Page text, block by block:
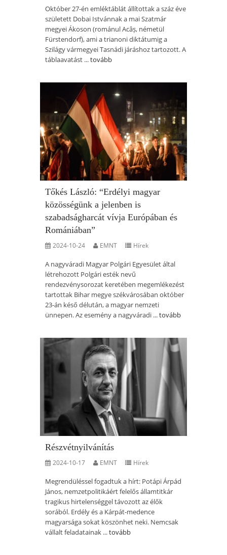
Október 27-én emléktáblát állítottak a száz éve
született Dobai Istvánnak a mai Szatmár
megyei Ákoson (románul Acâș, németül
Fürstendorf), ami a trianoni diktátumig a
Szilágy vármegyei Tasnádi járáshoz tartozott. A
táblaavatást ...tovább
Tőkés László: “Erdélyi magyar
közösségünk a jelenben is
szabadságharcát vívja Európában és
Romániában”
2024-10-24 EMNT Hírek
A nagyváradi Magyar Polgári Egyesület által
létrehozott Polgári esték nevű
rendezvénysorozat keretében megemlékezést
tartottak Bihar megye székvárosában október
23-án késő délután, a magyar nemzeti
ünnepen. Az esemény a nagyváradi ...tovább
Részvétnyilvánítás
2024-10-17 EMNT Hírek
Megrendüléssel fogadtuk a hírt: Potápi Árpád
János, nemzetpolitikáért felelős államtitkár
tragikus hirtelenséggel távozott az élők
sorából. Erdély és a Kárpát-medence
magyarsága sokat köszönhet neki. Nemcsak
vállalt feladatainak ...tovább